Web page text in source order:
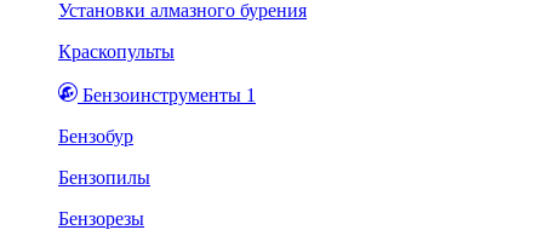
Установки алмазного бурения
Краскопульты
Бензоинструменты 1
Бензобур
Бензопилы
Бензорезы